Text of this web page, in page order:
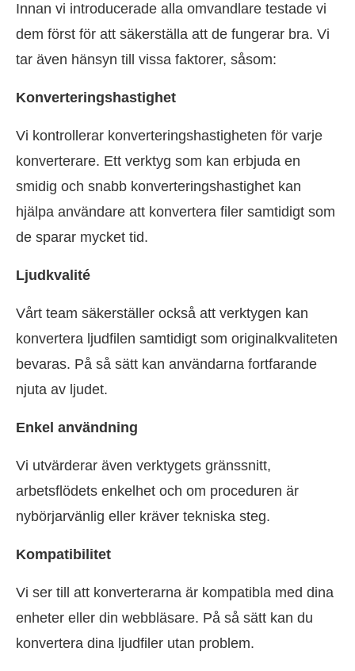
Innan vi introducerade alla omvandlare testade vi
dem först för att säkerställa att de fungerar bra. Vi
tar även hänsyn till vissa faktorer, såsom:
Konverteringshastighet
Vi kontrollerar konverteringshastigheten för varje
konverterare. Ett verktyg som kan erbjuda en
smidig och snabb konverteringshastighet kan
hjälpa användare att konvertera filer samtidigt som
de sparar mycket tid.
Ljudkvalité
Vårt team säkerställer också att verktygen kan
konvertera ljudfilen samtidigt som originalkvaliteten
bevaras. På så sätt kan användarna fortfarande
njuta av ljudet.
Enkel användning
Vi utvärderar även verktygets gränssnitt,
arbetsflödets enkelhet och om proceduren är
nybörjarvänlig eller kräver tekniska steg.
Kompatibilitet
Vi ser till att konverterarna är kompatibla med dina
enheter eller din webbläsare. På så sätt kan du
konvertera dina ljudfiler utan problem.